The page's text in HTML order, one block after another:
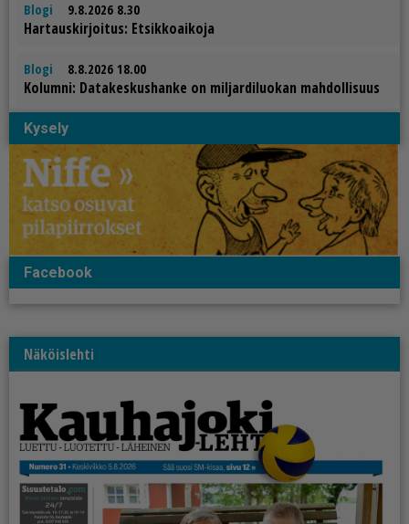
Blogi 9.8.2026 8.30
Har­taus­kir­joi­tus: Et­sik­ko­ai­ko­ja
Blogi 8.8.2026 18.00
Ko­lum­ni: Da­ta­kes­kus­han­ke on mil­jar­di­luo­kan mah­dol­li­suus
Kysely
Facebook
Näköislehti